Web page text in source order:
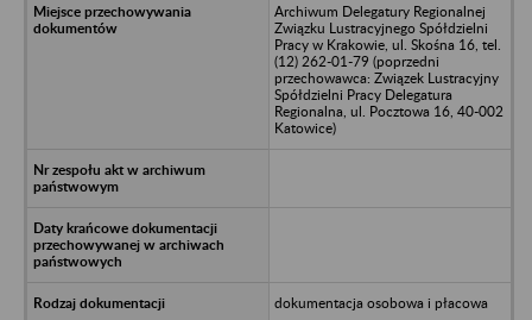
Archiwum Delegatury Regionalnej
Związku Lustracyjnego Spółdzielni
Pracy w Krakowie, ul. Skośna 16, tel.
(12) 262-01-79 (poprzedni
przechowawca: Związek Lustracyjny
Spółdzielni Pracy Delegatura
Regionalna, ul. Pocztowa 16, 40-002
Katowice)
dokumentacja osobowa i płacowa